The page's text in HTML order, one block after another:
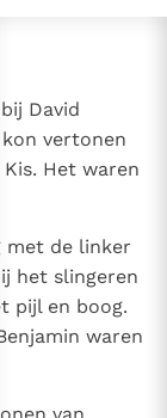
te
niet door
David
vertonen
Kis. Het waren
met de linker
het slingeren
pijl en boog.
waren